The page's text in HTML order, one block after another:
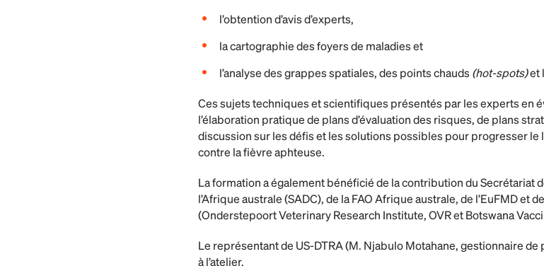
l’obtention d’avis d’experts,
la cartographie des foyers de maladies et
l’analyse des grappes spatiales, des points chauds(hot-spots)et
Ces sujets techniques et scientifiques présentés par les experts en
l’élaboration pratique de plans d’évaluation des risques, de plans
discussion sur les défis et les solutions possibles pour progresser le
contre la fièvre aphteuse.
La formation a également bénéficié de la contribution du Secrétariat
l’Afrique australe (SADC), de la FAO Afrique australe, de l’EuFMD et
(Onderstepoort Veterinary Research Institute, OVR et Botswana
Le représentant de US-DTRA (M. Njabulo Motahane, gestionnaire
à l’atelier.